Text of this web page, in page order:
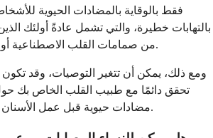
فقط بالوقاية بالمضادات الحيوية
بالتهابات خطيرة، والتي تشمل عادةً أولئك
من صمامات القلب الاصطناعية أو التهابات القلب السابقة.
ومع ذلك، يمكن أن تتغير التوصيات، وقد
تحقق دائمًا مع طبيب القلب الخاص بك
مضادات حيوية قبل عمل الأسنان أو إجراءات طبية أخرى.